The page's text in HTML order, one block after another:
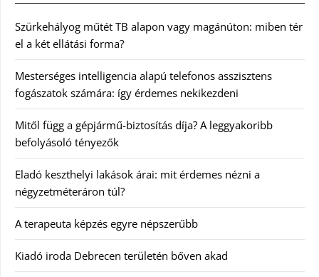
Szürkehályog műtét TB alapon vagy magánúton: miben tér
el a két ellátási forma?
Mesterséges intelligencia alapú telefonos asszisztens
fogászatok számára: így érdemes nekikezdeni
Mitől függ a gépjármű-biztosítás díja? A leggyakoribb
befolyásoló tényezők
Eladó keszthelyi lakások árai: mit érdemes nézni a
négyzetméteráron túl?
A terapeuta képzés egyre népszerűbb
Kiadó iroda Debrecen területén bőven akad